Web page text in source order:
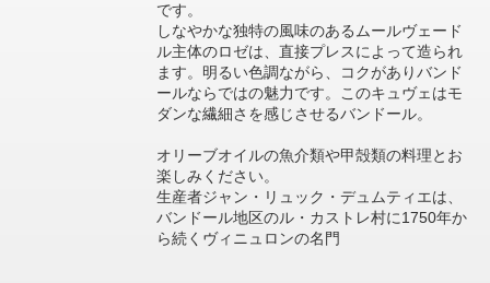
です。
しなやかな独特の風味のあるムールヴェード
ル主体のロゼは、直接プレスによって造られ
ます。明るい色調ながら、コクがありバンド
ールならではの魅力です。このキュヴェはモ
ダンな繊細さを感じさせるバンドール。
オリーブオイルの魚介類や甲殻類の料理とお
楽しみください。
生産者ジャン・リュック・デュムティエは、
バンドール地区のル・カストレ村に1750年か
ら続くヴィニュロンの名門